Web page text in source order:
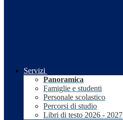
Servizi
Panoramica
Famiglie e studenti
Personale scolastico
Percorsi di studio
Libri di testo 2026 - 2027